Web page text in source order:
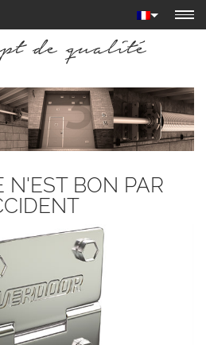
de qualité
N'EST BON PAR